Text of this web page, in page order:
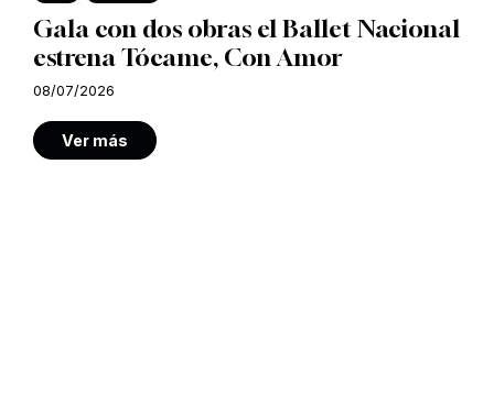
Gala con dos obras el Ballet Nacional
estrena Tócame, Con Amor
08/07/2026
Ver más